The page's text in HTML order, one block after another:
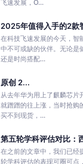
飞速发展，O...
2025年值得入手的2款
在科技飞速发展的今天，智
中不可或缺的伙伴。无论是
还是时尚搭配...
原创 2...
从去年华为用上了麒麟芯片
就蹭蹭的往上涨，当时抢购
买不到现货，...
第五轮学科评估对比：
在之前的文章中，我们已经
轮学科评估的表现可圈可点